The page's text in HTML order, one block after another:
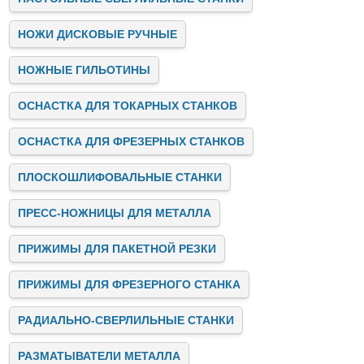
обслуживание оборудования и электричество.
Заключение
Stalex — это лидер на рынке промышленных станков,
предлагающий инновационные, надёжные и
высокопроизводительные решения для бизнеса. Мы
помогаем предприятиям автоматизировать и улучшать
производственные процессы, предоставляя качественное
оборудование, консультации и поддержку на всех этапах
сотрудничества.
Если вы ищете надёжного партнёра для модернизации
своего производства, свяжитесь с нами. Stalex готов
предложить вам лучшие решения для успешного развития
вашего бизнеса!
НОЖИ ДИСКОВЫЕ РУЧНЫЕ
НОЖНЫЕ ГИЛЬОТИНЫ
ОСНАСТКА ДЛЯ ТОКАРНЫХ СТАНКОВ
ОСНАСТКА ДЛЯ ФРЕЗЕРНЫХ СТАНКОВ
ПЛОСКОШЛИФОВАЛЬНЫЕ СТАНКИ
ПРЕСС-НОЖНИЦЫ ДЛЯ МЕТАЛЛА
ПРИЖИМЫ ДЛЯ ПАКЕТНОЙ РЕЗКИ
ПРИЖИМЫ ДЛЯ ФРЕЗЕРНОГО СТАНКА
РАДИАЛЬНО-СВЕРЛИЛЬНЫЕ СТАНКИ
РАЗМАТЫВАТЕЛИ МЕТАЛЛА